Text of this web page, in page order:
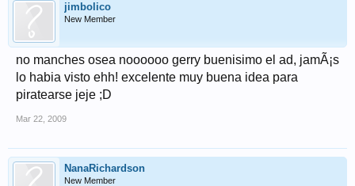
jimbolico
New Member
no manches osea noooooo gerry buenisimo el ad, jamÃ¡s
lo habia visto ehh! excelente muy buena idea para
piratearse jeje ;D
Mar 22, 2009
NanaRichardson
New Member